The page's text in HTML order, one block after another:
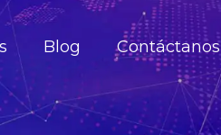
Blog Contáctanos